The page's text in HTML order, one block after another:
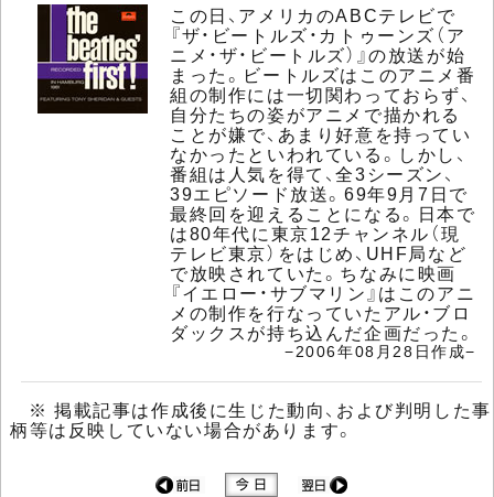
この日、アメリカのABCテレビで
『ザ・ビートルズ・カトゥーンズ（ア
ニメ・ザ・ビートルズ）』の放送が始
まった。ビートルズはこのアニメ番
組の制作には一切関わっておらず、
自分たちの姿がアニメで描かれる
ことが嫌で、あまり好意を持ってい
なかったといわれている。しかし、
番組は人気を得て、全3シーズン、
39エピソード放送。69年9月7日で
最終回を迎えることになる。日本で
は80年代に東京12チャンネル（現
テレビ東京）をはじめ、UHF局など
で放映されていた。ちなみに映画
『イエロー・サブマリン』はこのアニ
メの制作を行なっていたアル・ブロ
ダックスが持ち込んだ企画だった。
−2006年08月28日作成−
※ 掲載記事は作成後に生じた動向、および判明した事
柄等は反映していない場合があります。